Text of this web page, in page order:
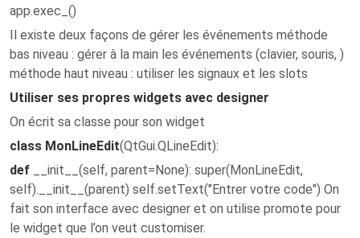
app.exec_()
Il existe deux façons de gérer les événements méthode
bas niveau : gérer à la main les événements (clavier, souris, )
méthode haut niveau : utiliser les signaux et les slots
Utiliser ses propres widgets avec designer
On écrit sa classe pour son widget
class MonLineEdit(QtGui.QLineEdit):
def __init__(self, parent=None): super(MonLineEdit,
self).__init__(parent) self.setText("Entrer votre code") On
fait son interface avec designer et on utilise promote pour
le widget que l’on veut customiser.